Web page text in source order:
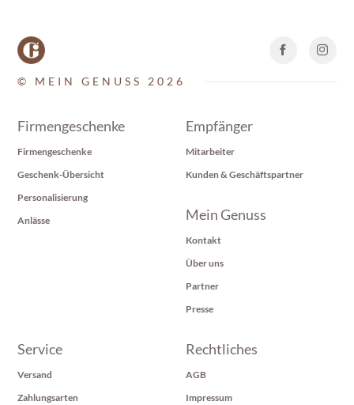
© MEIN GENUSS 2026
Firmengeschenke
Firmengeschenke
Geschenk-Übersicht
Personalisierung
Anlässe
Empfänger
Mitarbeiter
Kunden & Geschäftspartner
Mein Genuss
Kontakt
Über uns
Partner
Presse
Service
Versand
Zahlungsarten
Rechtliches
AGB
Impressum